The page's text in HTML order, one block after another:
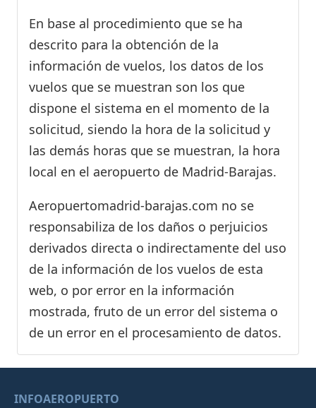
En base al procedimiento que se ha
descrito para la obtención de la
información de vuelos, los datos de los
vuelos que se muestran son los que
dispone el sistema en el momento de la
solicitud, siendo la hora de la solicitud y
las demás horas que se muestran, la hora
local en el aeropuerto de Madrid-Barajas.
Aeropuertomadrid-barajas.com no se
responsabiliza de los daños o perjuicios
derivados directa o indirectamente del uso
de la información de los vuelos de esta
web, o por error en la información
mostrada, fruto de un error del sistema o
de un error en el procesamiento de datos.
INFOAEROPUERTO